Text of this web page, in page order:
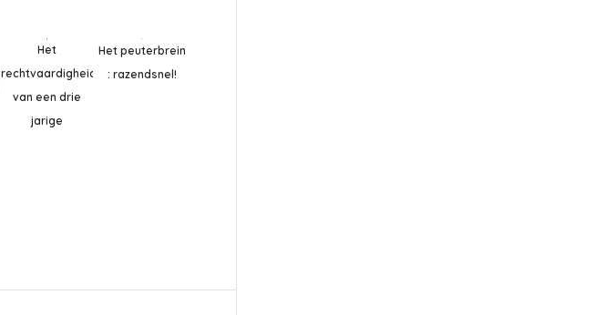
Het
rechtvaardigheidsgevoel
van een drie
jarige
Het peuterbrein
: razendsnel!